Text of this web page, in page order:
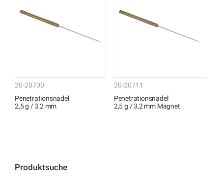
20-20700
Penetrationsnadel
2,5 g / 3,2 mm
20-20711
Penetrationsnadel
2,5 g / 3,2 mm Magnet
Produktsuche